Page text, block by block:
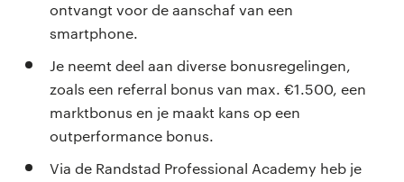
ontvangt voor de aanschaf van een
smartphone.
Je neemt deel aan diverse bonusregelingen,
zoals een referral bonus van max. €1.500, een
marktbonus en je maakt kans op een
outperformance bonus.
Via de Randstad Professional Academy heb je